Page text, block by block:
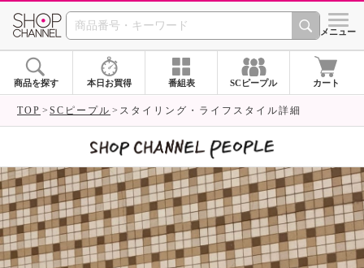
SHOP CHANNEL シメニュー
商品を探す 本日お買得 番組表 SCピープル カート
TOP SCピープル スタイリング・ライフスタイル詳細